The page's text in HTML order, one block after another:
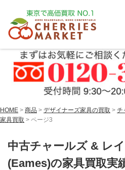
HOME > 商品 > デザイナーズ家具の買取 > チ
家具買取 > ページ3
中古チャールズ & レ
(Eames)の家具買取実